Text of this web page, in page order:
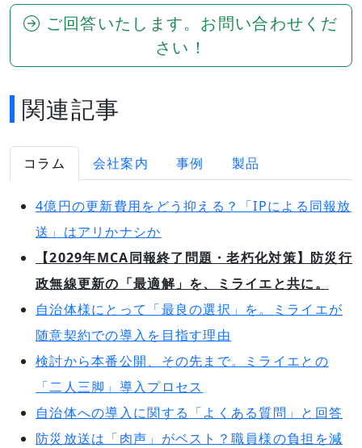
ご回答いたします。お問い合わせくだ
さい！
関連記事
コラム 会社案内 事例 製品
4億円の更新費用をどう抑える？「IPによる同報放
送」はアリかナシか
【2029年MCA同報終了問題・老朽化対策】防災行
政無線更新の「最適解」を、ミライエと共に。
自治体様にとって「最良の選択」を。ミライエが
随意契約での導入を目指す理由
検討から本番公開、その先まで。ミライエとの
「二人三脚」導入プロセス
自治体への導入に関する「よくある質問」と回答
防災放送は「肉声」がベスト？職員様の負担を減